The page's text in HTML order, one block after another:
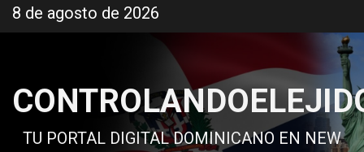
al
8 de agosto de 2026
TU PORTAL DIGITAL DOMINICANO EN NEW